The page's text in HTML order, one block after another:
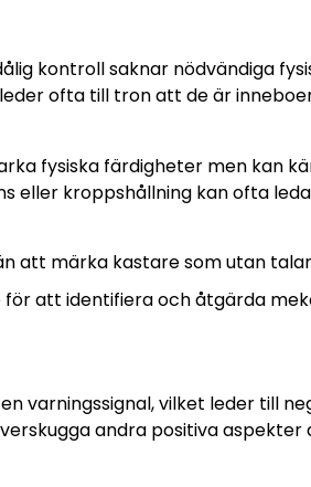
kontroll saknar nödvändiga
ofta till tron att de är
fysiska färdigheter men kan
eller kroppshållning kan ofta
att märka kastare som utan
att identifiera och åtgärda
varningssignal, vilket leder till
andra positiva aspekter